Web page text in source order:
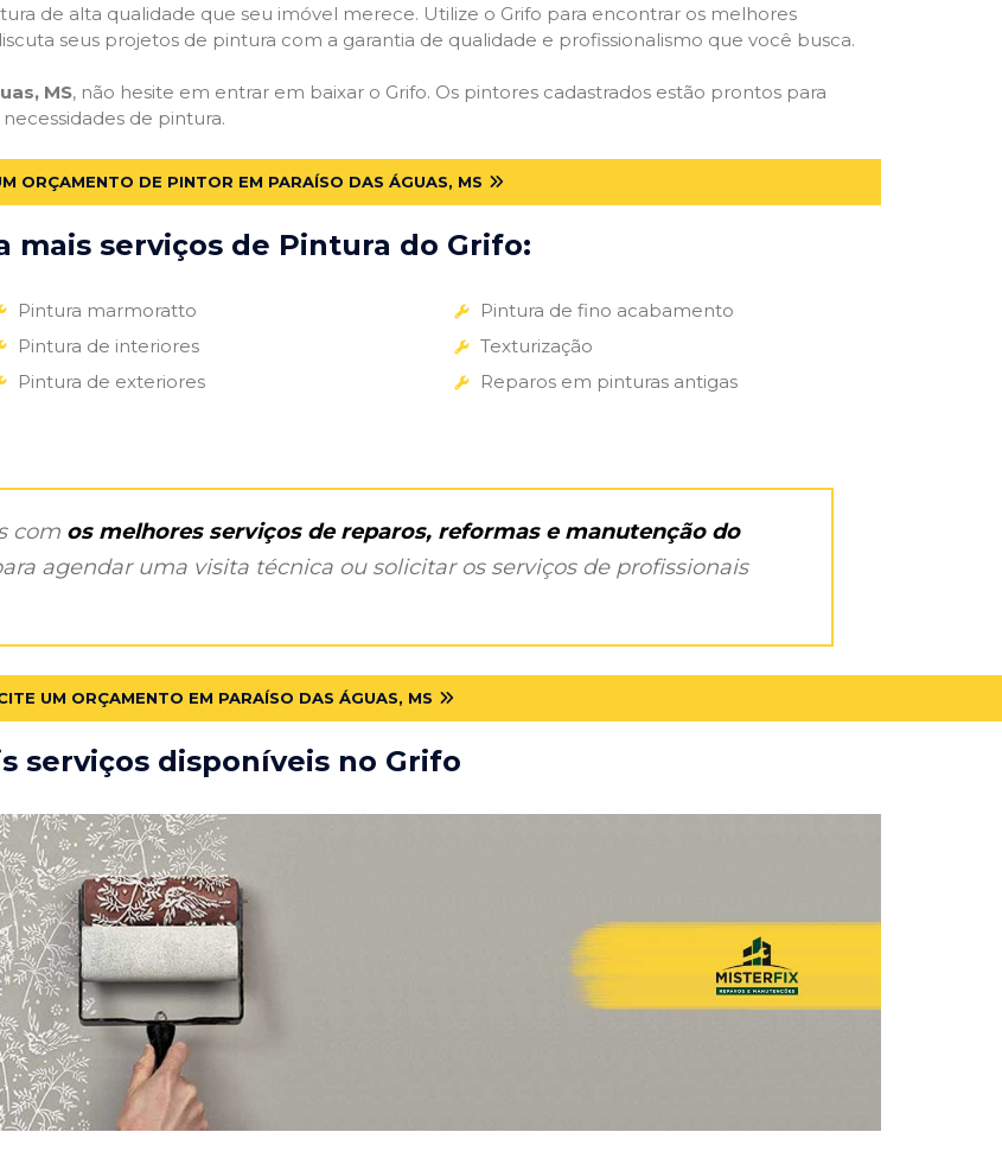
de alta qualidade que seu imóvel merece. Utilize o Grifo para encontrar os melhores
seus projetos de pintura com a garantia de qualidade e profissionalismo que você busca.
MS, não hesite em entrar em baixar o Grifo. Os pintores cadastrados estão prontos para
de pintura.
ORÇAMENTO DE PINTOR EM PARAÍSO DAS ÁGUAS, MS
mais serviços de Pintura do Grifo:
Pintura marmoratto
Pintura de interiores
Pintura de exteriores
Pintura de fino acabamento
Texturização
Reparos em pinturas antigas
com os melhores serviços de reparos, reformas e manutenção do
agendar uma visita técnica ou solicitar os serviços de profissionais
UM ORÇAMENTO EM PARAÍSO DAS ÁGUAS, MS
serviços disponíveis no Grifo